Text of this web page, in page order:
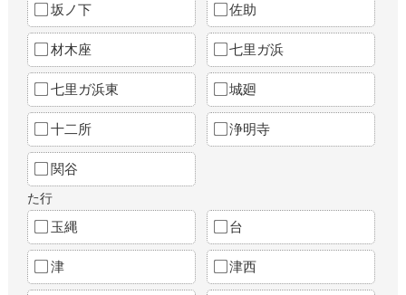
坂ノ下 佐助
材木座 七里ガ浜
七里ガ浜東 城廻
十二所 浄明寺
関谷
た行
玉縄 台
津 津西